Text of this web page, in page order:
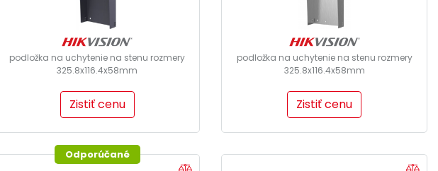
podložka na uchytenie na stenu rozmery
325.8x116.4x58mm
Zistiť cenu
podložka na uchytenie na stenu rozmery
325.8x116.4x58mm
Zistiť cenu
Odporúčané